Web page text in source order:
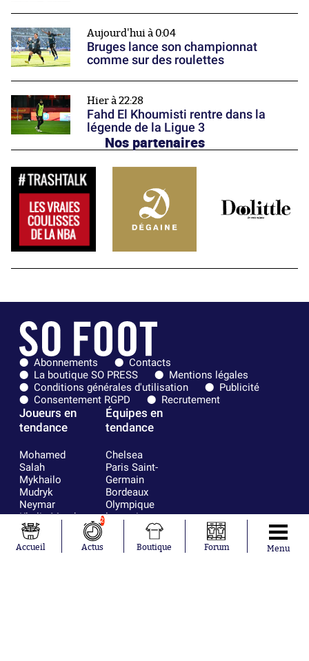
Aujourd'hui à 0:04
Bruges lance son championnat
comme sur des roulettes
Hier à 22:28
Fahd El Khoumisti rentre dans la
légende de la Ligue 3
Nos partenaires
Abonnements
Contacts
La boutique SO PRESS
Mentions légales
Conditions générales d'utilisation
Publicité
Consentement RGPD
Recrutement
Joueurs en
tendance
Mohamed
Salah
Mykhailo
Mudryk
Neymar
Khalis Merah
Loïs Openda
Moussa
Niakhaté
Équipes en
tendance
Chelsea
Paris Saint-
Germain
Bordeaux
Olympique
lyonnais
Real Madrid
RC Strasbourg
Accueil
2
Actus Boutique Forum Menu